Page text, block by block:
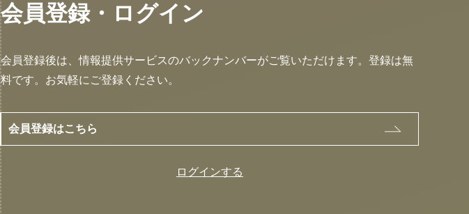
会員登録・ログイン
会員登録後は、情報提供サービスのバックナンバーがご覧いただけます。登録は無
料です。お気軽にご登録ください。
会員登録はこちら
ログインする